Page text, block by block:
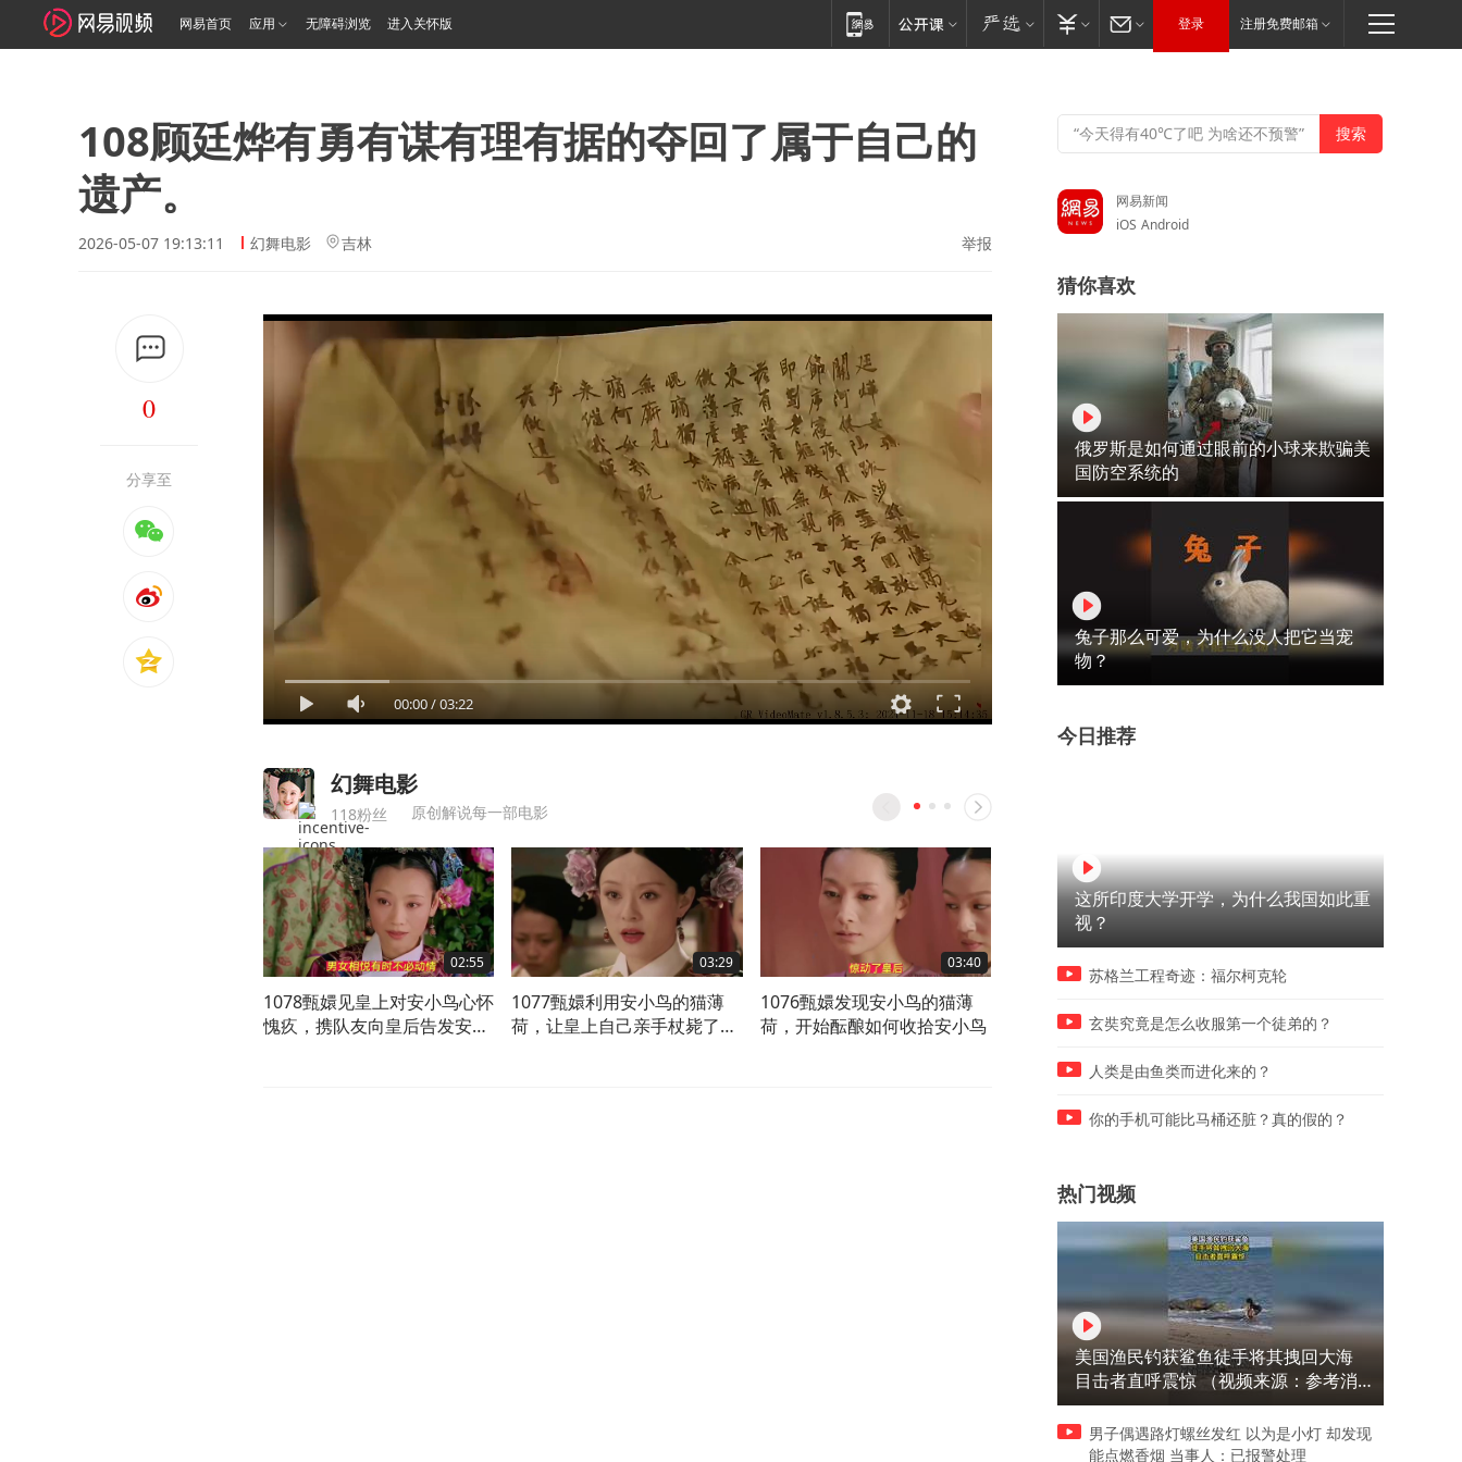
网易首页 应用 无障碍浏览 进入关怀版 登录 注册免费邮箱
108顾廷烨有勇有谋有理有据的夺回了属于自己的
遗产。
2026-05-07 19:13:11 幻舞电影 吉林 举报
0
分享至
00:00/03:22
幻舞电影
118粉丝 原创解说每一部电影
02:55
1078甄嬛见皇上对安小鸟心怀
愧疚，携队友向皇后告发安小
03:29
1077甄嬛利用安小鸟的猫薄
荷，让皇上自己亲手杖毙了小
03:40
1076甄嬛发现安小鸟的猫薄
荷，开始酝酿如何收拾安小鸟
三排逗鸟，卫临随行发现了猫
堆，主打大家都封了等于都
网易新闻
iOS Android
猜你喜欢
俄罗斯是如何通过眼前的小球来欺骗美
国防空系统的
兔子那么可爱，为什么没人把它当宠
物？
今日推荐
这所印度大学开学，为什么我国如此重
视？
苏格兰工程奇迹：福尔柯克轮
玄奘究竟是怎么收服第一个徒弟的？
人类是由鱼类而进化来的？
你的手机可能比马桶还脏？真的假的？
热门视频
美国渔民钓获鲨鱼徒手将其拽回大海
目击者直呼震惊 （视频来源：参考消
息）
男子偶遇路灯螺丝发红 以为是小灯 却发现
能点燃香烟 当事人：已报警处理